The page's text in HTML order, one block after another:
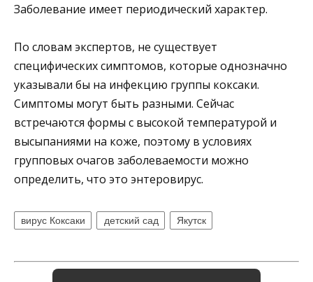
Заболевание имеет периодический характер.
По словам экспертов, не существует
специфических симптомов, которые однозначно
указывали бы на инфекцию группы коксаки.
Симптомы могут быть разными. Сейчас
встречаются формы с высокой температурой и
высыпаниями на коже, поэтому в условиях
групповых очагов заболеваемости можно
определить, что это энтеровирус.
вирус Коксаки детский сад Якутск